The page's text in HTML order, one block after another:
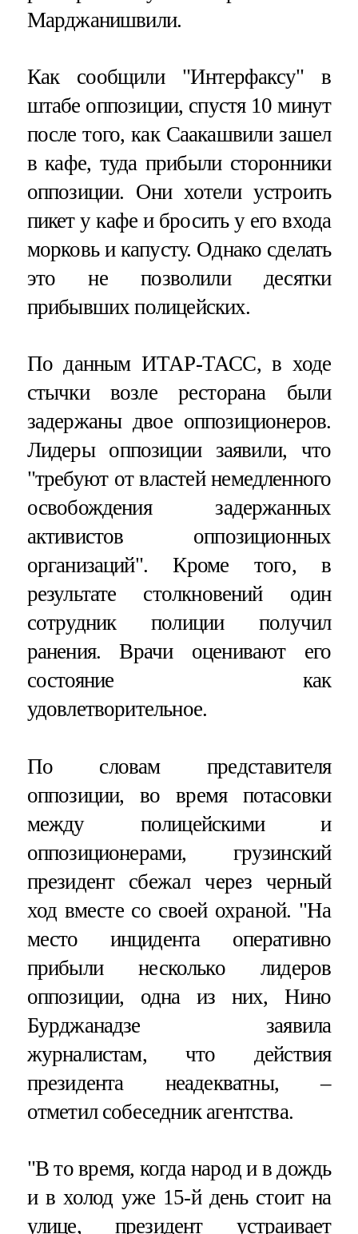
Марджанишвили.
Как сообщили "Интерфаксу" в
штабе оппозиции, спустя 10 минут
после того, как Саакашвили зашел
в кафе, туда прибыли сторонники
оппозиции. Они хотели устроить
пикет у кафе и бросить у его входа
морковь и капусту. Однако сделать
это не позволили десятки
прибывших полицейских.
По данным ИТАР-ТАСС, в ходе
стычки возле ресторана были
задержаны двое оппозиционеров.
Лидеры оппозиции заявили, что
"требуют от властей немедленного
освобождения задержанных
активистов оппозиционных
организаций". Кроме того, в
результате столкновений один
сотрудник полиции получил
ранения. Врачи оценивают его
состояние как
удовлетворительное.
По словам представителя
оппозиции, во время потасовки
между полицейскими и
оппозиционерами, грузинский
президент сбежал через черный
ход вместе со своей охраной. "На
место инцидента оперативно
прибыли несколько лидеров
оппозиции, одна из них, Нино
Бурджанадзе заявила
журналистам, что действия
президента неадекватны, –
отметил собеседник агентства.
"В то время, когда народ и в дождь
и в холод уже 15-й день стоит на
улице, президент устраивает